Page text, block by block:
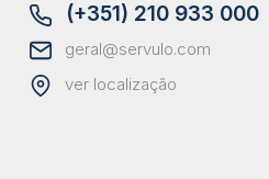
(+351) 210 933 000
geral@servulo.com
ver localização